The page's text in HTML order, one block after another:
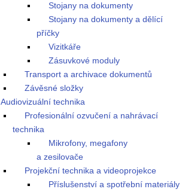
Stojany na dokumenty
Stojany na dokumenty a dělící
příčky
Vizitkáře
Zásuvkové moduly
Transport a archivace dokumentů
Závěsné složky
Audiovizuální technika
Profesionální ozvučení a nahrávací
technika
Mikrofony, megafony
a zesilovače
Projekční technika a videoprojekce
Příslušenství a spotřební materiály